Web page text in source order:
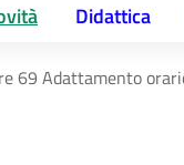
Didattica
69 Adattamento